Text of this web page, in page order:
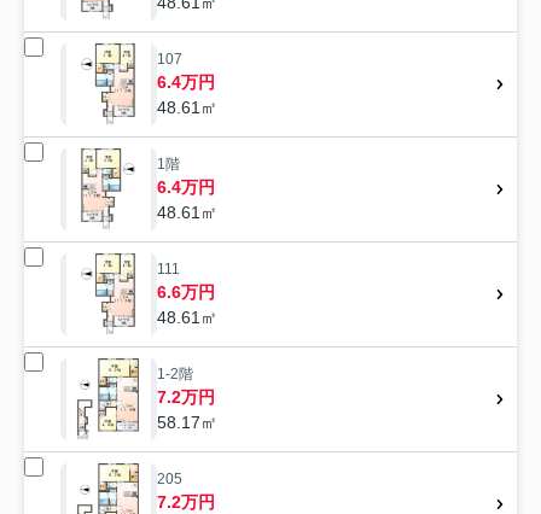
107
6.4万円
48.61㎡
1階
6.4万円
48.61㎡
111
6.6万円
48.61㎡
1-2階
7.2万円
58.17㎡
205
7.2万円